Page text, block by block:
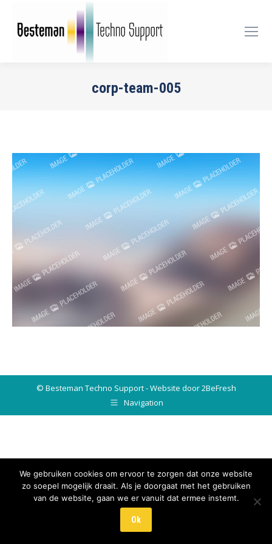
corp-team-005
© Besteman Techno Support - Website door 2BeFresh
Navigation
We gebruiken cookies om ervoor te zorgen dat onze website
zo soepel mogelijk draait. Als je doorgaat met het gebruiken
van de website, gaan we er vanuit dat ermee instemt.
Ok